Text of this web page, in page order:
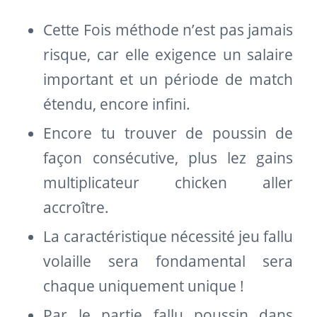
Cette Fois méthode n’est pas jamais
risque, car elle exigence un salaire
important et un période de match
étendu, encore infini.
Encore tu trouver de poussin de
façon consécutive, plus lez gains
multiplicateur chicken aller
accroître.
La caractéristique nécessité jeu fallu
volaille sera fondamental sera
chaque uniquement unique !